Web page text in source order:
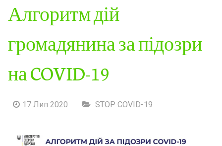
Алгоритм дій
громадянина за підозри
на COVID-19
17 Лип 2020 STOP COVID-19